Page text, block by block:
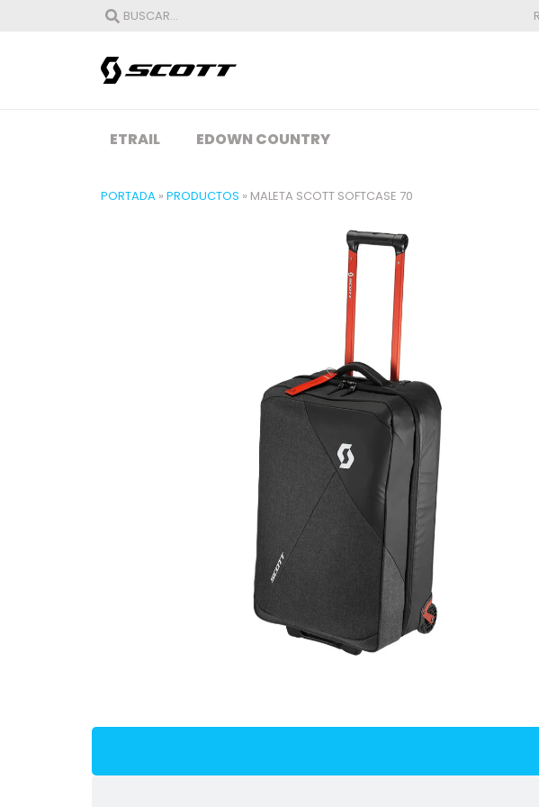
ETRAIL EDOWN COUNTRY
PORTADA » PRODUCTOS » MALETA SCOTT SOFTCASE 70